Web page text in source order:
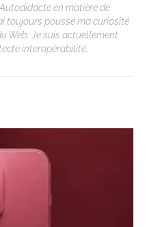
en matière de
toujours poussé ma curiosité
Web. Je suis actuellement
interopérabilité.